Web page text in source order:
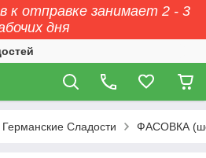
к отправке занимает 2 - 3
дня
Германские Сладости ФАСОВКА